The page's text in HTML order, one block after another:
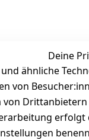
Deine
ähnliche
von